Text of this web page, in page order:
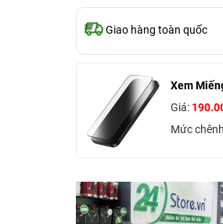
Giao hàng toàn quốc
Xem
Giá:
Mức